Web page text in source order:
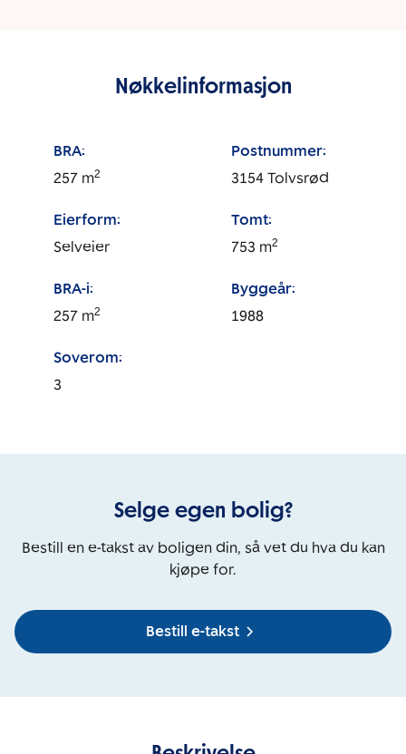
Nøkkelinformasjon
BRA:
257 m2
Postnummer:
3154 Tolvsrød
Eierform:
Selveier
Tomt:
753 m2
BRA-i:
257 m2
Byggeår:
1988
Soverom:
3
Selge egen bolig?
Bestill en e-takst av boligen din, så vet du hva du kan
kjøpe for.
Bestill e-takst